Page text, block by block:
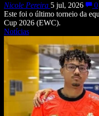
Nicole Pereira 5 jul, 2026
0
Este foi o último torneio da
Cup 2026 (EWC).
Notícias